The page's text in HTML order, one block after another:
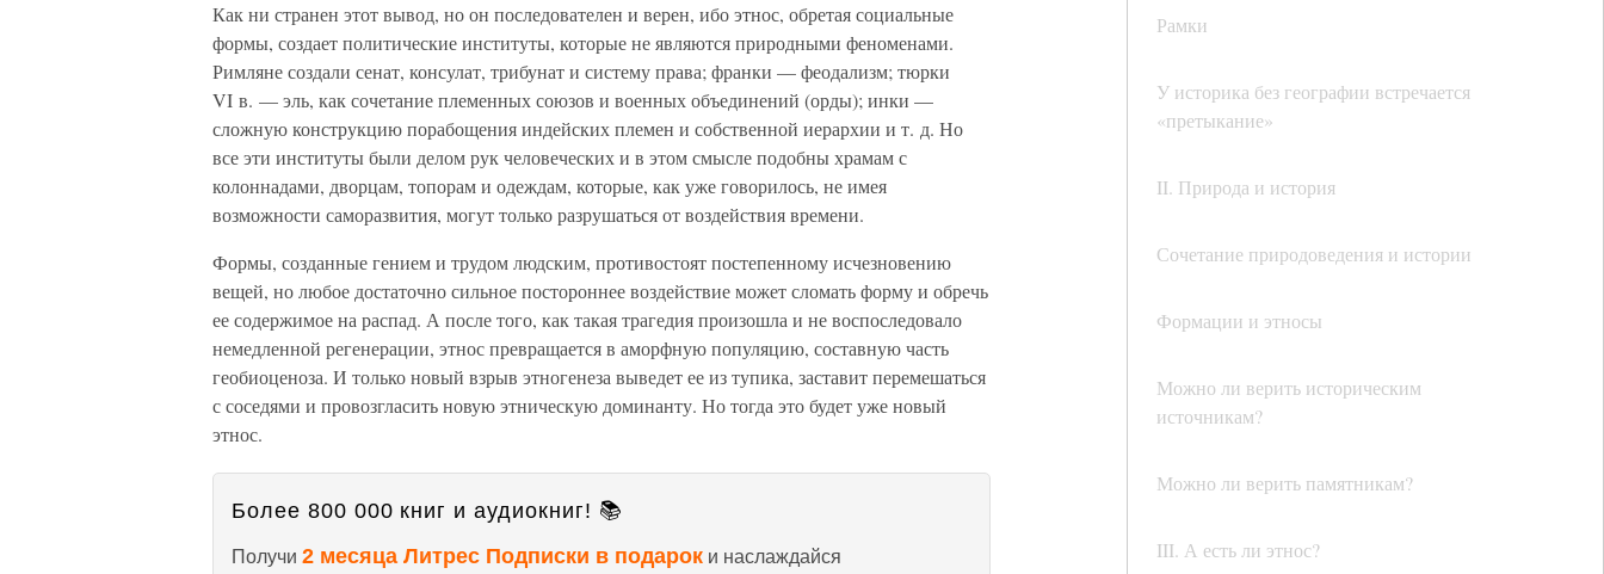
Рамки
У историка без географии встречается
«претыкание»
II. Природа и история
Сочетание природоведения и истории
Формации и этносы
Можно ли верить историческим
источникам?
Можно ли верить памятникам?
III. А есть ли этнос?
Как ни странен этот вывод, но он последователен и верен, ибо этнос, обретая социальные
формы, создает политические институты, которые не являются природными феноменами.
Римляне создали сенат, консулат, трибунат и систему права; франки — феодализм; тюрки
VI в. — эль, как сочетание племенных союзов и военных объединений (орды); инки —
сложную конструкцию порабощения индейских племен и собственной иерархии и т. д. Но
все эти институты были делом рук человеческих и в этом смысле подобны храмам с
колоннадами, дворцам, топорам и одеждам, которые, как уже говорилось, не имея
возможности саморазвития, могут только разрушаться от воздействия времени.
Формы, созданные гением и трудом людским, противостоят постепенному исчезновению
вещей, но любое достаточно сильное постороннее воздействие может сломать форму и обречь
ее содержимое на распад. А после того, как такая трагедия произошла и не воспоследовало
немедленной регенерации, этнос превращается в аморфную популяцию, составную часть
геобиоценоза. И только новый взрыв этногенеза выведет ее из тупика, заставит перемешаться
с соседями и провозгласить новую этническую доминанту. Но тогда это будет уже новый
этнос.
Более 800 000 книг и аудиокниг! 📚
Получи 2 месяца Литрес Подписки в подарок и наслаждайся